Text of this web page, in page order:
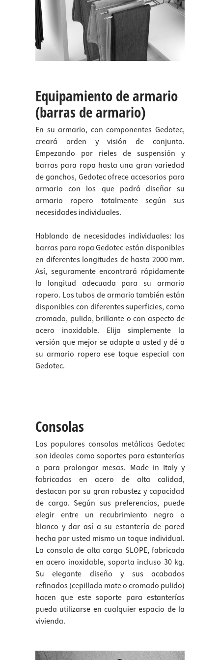
Equipamiento de armario
(barras de armario)
En su armario, con componentes Gedotec,
creará orden y visión de conjunto.
Empezando por rieles de suspensión y
barras para ropa hasta una gran variedad
de ganchos, Gedotec ofrece accesorios para
armario con los que podrá diseñar su
armario ropero totalmente según sus
necesidades individuales.
Hablando de necesidades individuales: las
barras para ropa Gedotec están disponibles
en diferentes longitudes de hasta 2000 mm.
Así, seguramente encontrará rápidamente
la longitud adecuada para su armario
ropero. Los tubos de armario también están
disponibles con diferentes superficies, como
cromado, pulido, brillante o con aspecto de
acero inoxidable. Elija simplemente la
versión que mejor se adapte a usted y dé a
su armario ropero ese toque especial con
Gedotec.
Consolas
Las populares consolas metálicas Gedotec
son ideales como soportes para estanterías
o para prolongar mesas. Made in Italy y
fabricadas en acero de alta calidad,
destacan por su gran robustez y capacidad
de carga. Según sus preferencias, puede
elegir entre un recubrimiento negro o
blanco y dar así a su estantería de pared
hecha por usted mismo un toque individual.
La consola de alta carga SLOPE, fabricada
en acero inoxidable, soporta incluso 30 kg.
Su elegante diseño y sus acabados
refinados (cepillado mate o cromado pulido)
hacen que este soporte para estanterías
pueda utilizarse en cualquier espacio de la
vivienda.